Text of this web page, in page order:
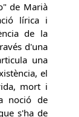
de Marià
lírica i
de la
d'una
una
el
mort i
noció de
s'ha de